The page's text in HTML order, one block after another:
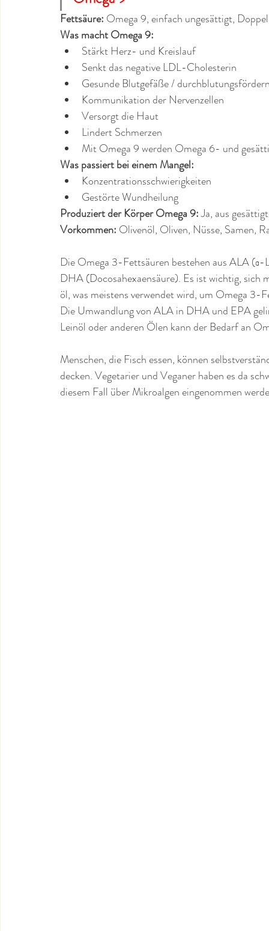
Fettsäure: Omega 9, einfach ungesättigt,
Was macht Omega 9:
Stärkt Herz- und Kreislauf
Senkt das negative LDL-Cholesterin
Gesunde Blutgefäße /
Kommunikation der Nervenzellen
Versorgt die Haut
Lindert Schmerzen
Mit Omega 9 werden Omega 6- und
Was passiert bei einem Mangel:
Konzentrationsschwierigkeiten
Gestörte Wundheilung
Produziert der Körper Omega 9: Ja, aus
Vorkommen: Olivenöl, Oliven, Nüsse, Samen,
Die Omega 3-Fettsäuren bestehen aus ALA
DHA (Docosahexaensäure). Es ist wichtig, sich
öl, was meistens verwendet wird, um Omega
Die Umwandlung von ALA in DHA und EPA
Leinöl oder anderen Ölen kann der Bedarf an
Menschen, die Fisch essen, können
decken. Vegetarier und Veganer haben es da
diesem Fall über Mikroalgen eingenommen